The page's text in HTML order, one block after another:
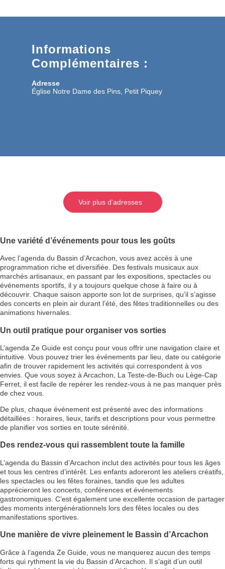
Informations
Complémentaires :
Adresse
Église Notre Dame des Pins, Petit Piquey
Voir plus d'adresses
Une variété d’événements pour tous les goûts
Avec l’agenda du Bassin d’Arcachon, vous avez accès à une
programmation riche et diversifiée. Des festivals musicaux aux
marchés artisanaux, en passant par les expositions, spectacles ou
événements sportifs, il y a toujours quelque chose à faire ou à
découvrir. Chaque saison apporte son lot de surprises, qu’il s’agisse
des concerts en plein air durant l’été, des fêtes traditionnelles ou des
animations hivernales.
Un outil pratique pour organiser vos sorties
L’agenda Ze Guide est conçu pour vous offrir une navigation claire et
intuitive. Vous pouvez trier les événements par lieu, date ou catégorie
afin de trouver rapidement les activités qui correspondent à vos
envies. Que vous soyez à Arcachon, La Teste-de-Buch ou Lège-Cap
Ferret, il est facile de repérer les rendez-vous à ne pas manquer près
de chez vous.
De plus, chaque événement est présenté avec des informations
détaillées : horaires, lieux, tarifs et descriptions pour vous permettre
de planifier vos sorties en toute sérénité.
Des rendez-vous qui rassemblent toute la famille
L’agenda du Bassin d’Arcachon inclut des activités pour tous les âges
et tous les centres d’intérêt. Les enfants adoreront les ateliers créatifs,
les spectacles ou les fêtes foraines, tandis que les adultes
apprécieront les concerts, conférences et événements
gastronomiques. C’est également une excellente occasion de partager
des moments intergénérationnels lors des fêtes locales ou des
manifestations sportives.
Une manière de vivre pleinement le Bassin d’Arcachon
Grâce à l’agenda Ze Guide, vous ne manquerez aucun des temps
forts qui rythment la vie du Bassin d’Arcachon. Il s’agit d’un outil